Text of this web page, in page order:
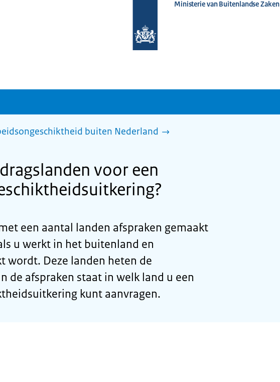
homepage
Ministerie van Buitenlandse Zaken
buiten Nederland
voor een
een aantal landen afspraken gemaakt
u werkt in het buitenland en
wordt. Deze landen heten de
de afspraken staat in welk land u een
kunt aanvragen.